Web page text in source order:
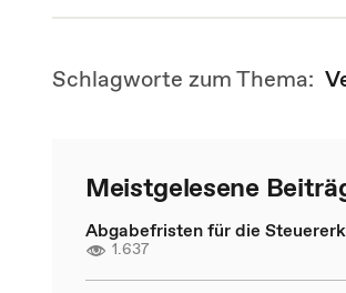
Schlagworte zum Thema:
Meistgelesene
Abgabefristen für die
1.637